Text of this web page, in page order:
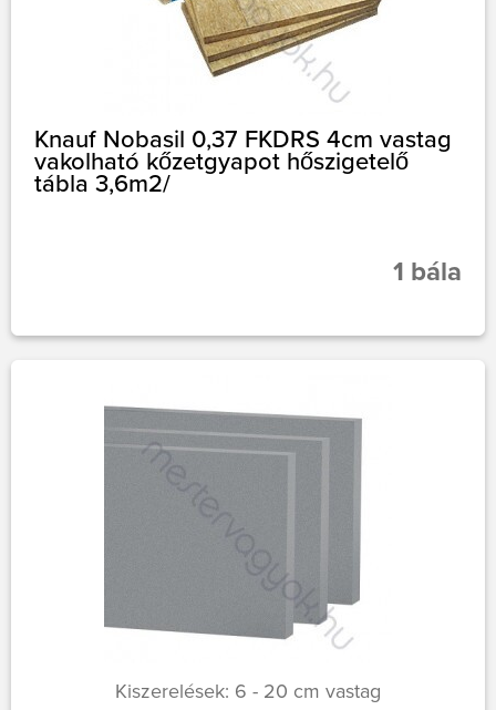
Knauf Nobasil 0,37 FKDRS 4cm vastag
vakolható kőzetgyapot hőszigetelő
tábla 3,6m2/
1 bála
Kiszerelések: 6 - 20 cm vastag